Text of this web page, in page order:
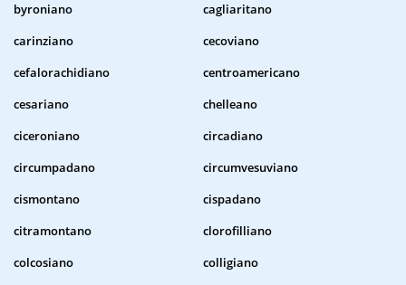
byroniano
cagliaritano
carinziano
cecoviano
cefalorachidiano
centroamericano
cesariano
chelleano
ciceroniano
circadiano
circumpadano
circumvesuviano
cismontano
cispadano
citramontano
clorofilliano
colcosiano
colligiano